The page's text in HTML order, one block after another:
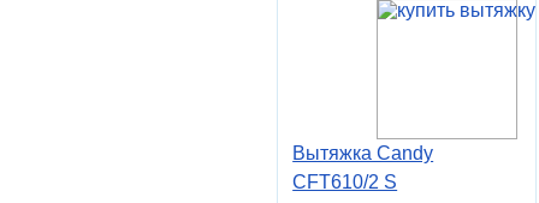
Вытяжка Candy
CFT610/2 S